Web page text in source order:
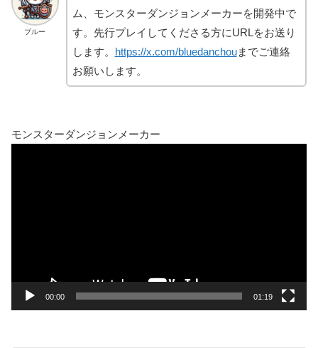
ブルー
ム、モンスターダンジョンメーカーを開発中で
す。先行プレイしてくださる方にURLをお送り
します。 https://x.com/bluedanchouまでご連絡
お願いします。
モンスターダンジョンメーカー
00:00 01:19